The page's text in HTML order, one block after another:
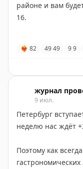
районе и вам
16.
нелепые
❤‍🔥 82 4949 99
журнал
9 июл.
Петербург
неделю нас ждёт
Поэтому как